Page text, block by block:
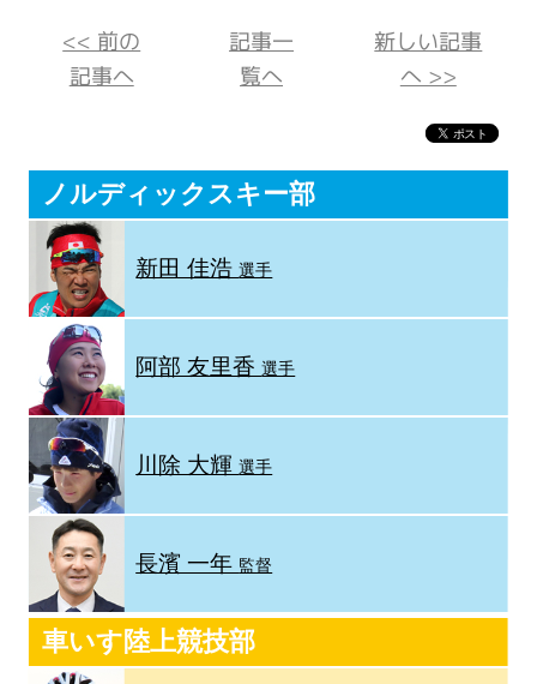
<< 前の
記事へ
記事一
覧へ
新しい記事
へ >>
ノルディックスキー部
新田 佳浩選手
阿部 友里香選手
川除 大輝選手
長濱 一年 監督
車いす陸上競技部